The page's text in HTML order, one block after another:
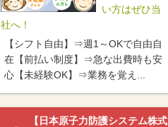
い方はぜひ当
社へ！
【シフト自由】⇒週1～OKで自由自
在【前払い制度】⇒急な出費時も安
心【未経験OK】⇒業務を覚え...
【日本原子力防護システム株式